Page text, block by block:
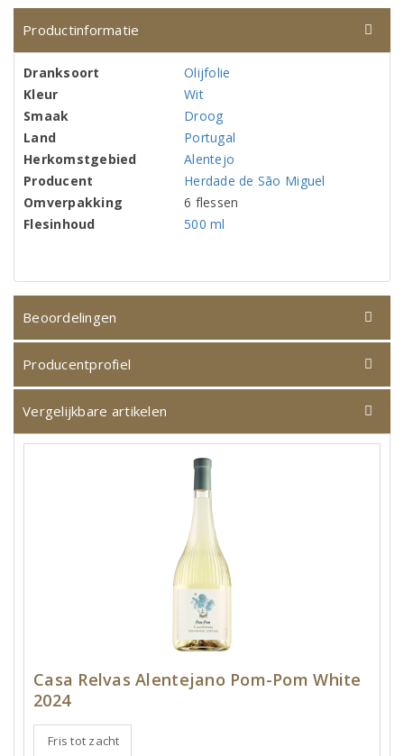
Productinformatie
Dranksoort
Olijfolie
Kleur
Wit
Smaak
Droog
Land
Portugal
Herkomstgebied
Alentejo
Producent
Herdade de São Miguel
Omverpakking
6 flessen
Flesinhoud
500 ml
Beoordelingen
Producentprofiel
Vergelijkbare artikelen
Casa Relvas Alentejano Pom-Pom White
2024
Fris tot zacht